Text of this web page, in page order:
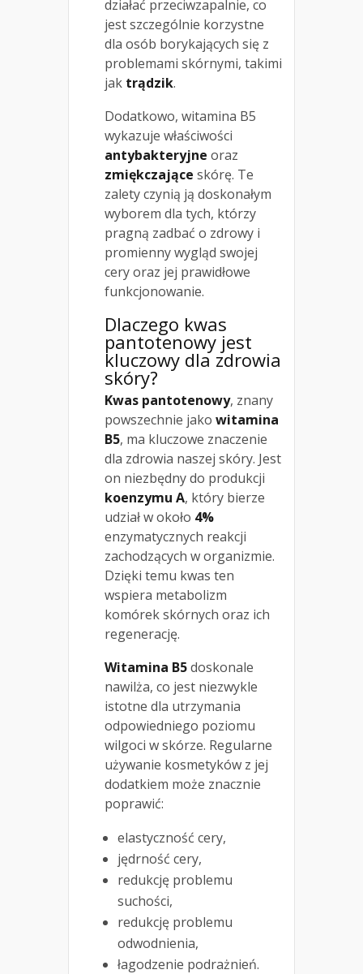
działać przeciwzapalnie, co
jest szczególnie korzystne
dla osób borykających się z
problemami skórnymi, takimi
jak trądzik.
Dodatkowo, witamina B5
wykazuje właściwości
antybakteryjne oraz
zmiękczające skórę. Te
zalety czynią ją doskonałym
wyborem dla tych, którzy
pragną zadbać o zdrowy i
promienny wygląd swojej
cery oraz jej prawidłowe
funkcjonowanie.
Dlaczego kwas
pantotenowy jest
kluczowy dla zdrowia
skóry?
Kwas pantotenowy, znany
powszechnie jako witamina
B5, ma kluczowe znaczenie
dla zdrowia naszej skóry. Jest
on niezbędny do produkcji
koenzymu A, który bierze
udział w około 4%
enzymatycznych reakcji
zachodzących w organizmie.
Dzięki temu kwas ten
wspiera metabolizm
komórek skórnych oraz ich
regenerację.
Witamina B5doskonale
nawilża, co jest niezwykle
istotne dla utrzymania
odpowiedniego poziomu
wilgoci w skórze. Regularne
używanie kosmetyków z jej
dodatkiem może znacznie
poprawić:
elastyczność cery,
jędrność cery,
redukcję problemu
suchości,
redukcję problemu
odwodnienia,
łagodzenie podrażnień.